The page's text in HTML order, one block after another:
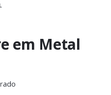
em Metal